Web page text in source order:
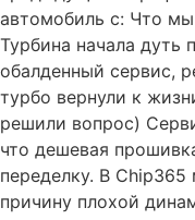
автомобиль с: Что мы
Турбина начала дуть
обалденный сервис,
турбо вернули к
решили вопрос)
что дешевая
переделку. В
причину плохой